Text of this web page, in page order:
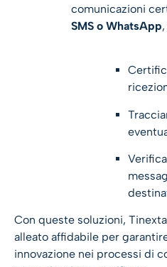
comunicazioni
SMS o WhatsApp
Con queste soluzioni,
alleato affidabile per
innovazione nei processi di